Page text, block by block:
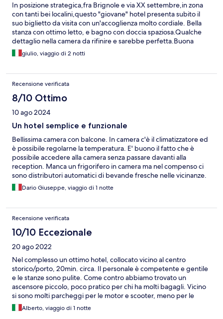
In posizione strategica,fra Brignole e via XX settembre,in zona
con tanti bei localini,questo "giovane" hotel presenta subito il
suo biglietto da visita con un'accoglienza molto cordiale. Bella
stanza con ottimo letto, e bagno con doccia spaziosa.Qualche
dettaglio nella camera da rifinire e sarebbe perfetta.Buona
colazione e grande disponibilità nel servirla anche prima
dell'orario previsto.Grazie!!
giulio, viaggio di 2 notti
Recensione verificata
8/10 Ottimo
10 ago 2024
Un hotel semplice e funzionale
Bellissima camera con balcone. In camera c'è il climatizzatore ed
è possibile regolarne la temperatura. E' buono il fatto che è
possibile accedere alla camera senza passare davanti alla
reception. Manca un frigorifero in camera ma nel compenso ci
sono distributori automatici di bevande fresche nelle vicinanze.
Dario Giuseppe, viaggio di 1 notte
Recensione verificata
10/10 Eccezionale
20 ago 2022
Nel complesso un ottimo hotel, collocato vicino al centro
storico/porto, 20min. circa. Il personale è competente e gentile
e le stanze sono pulite. Come contro abbiamo trovato un
ascensore piccolo, poco pratico per chi ha molti bagagli. Vicino
si sono molti parcheggi per le motor e scooter, meno per le
macchine anche se vicivi c’è un garage convenzionato. Nella
camera “Doppia Deluxe” c’è un letto duro e dei cuscini molto
Alberto, viaggio di 1 notte